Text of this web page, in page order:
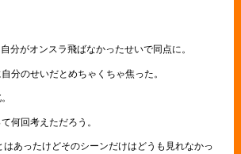
分がオンスラ飛ばなかったせいで同点に。
分のせいだとめちゃくちゃ焦った。
何回考えただろう。
はあったけどそのシーンだけはどうも見れなかっ